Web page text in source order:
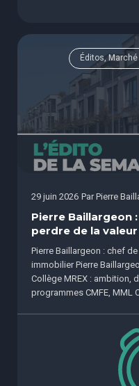
Éditos,
29 juin 2026 Par Pierre
Pierre Baillargeon
perdre de la
Pierre Baillargeon : chef
immobilier Pierre
Collège MREX : ambition,
programmes CMFE, MML